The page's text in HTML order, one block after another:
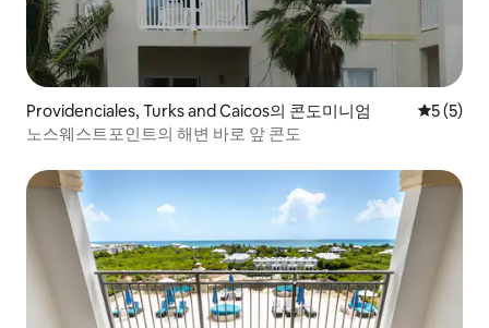
Providenciales, Turks and Caicos의 콘도미니엄 평점 5점
5 (5)
노스웨스트포인트의 해변 바로 앞 콘도